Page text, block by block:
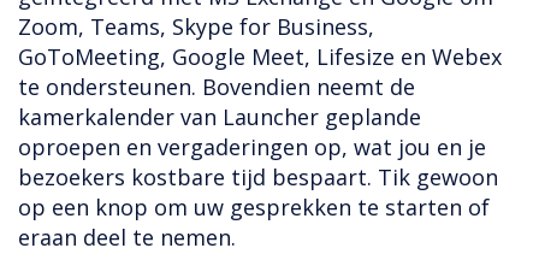
Zoom, Teams, Skype for Business,
GoToMeeting, Google Meet, Lifesize en Webex
te ondersteunen. Bovendien neemt de
kamerkalender van Launcher geplande
oproepen en vergaderingen op, wat jou en je
bezoekers kostbare tijd bespaart. Tik gewoon
op een knop om uw gesprekken te starten of
eraan deel te nemen.